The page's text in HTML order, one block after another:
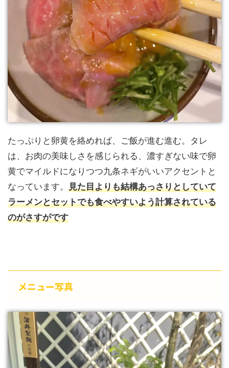
たっぷりと卵黄を絡めれば、ご飯が進む進む。タレ
は、お肉の美味しさを感じられる、濃すぎない味で卵
黄でマイルドになりつつ九条ネギがいいアクセントと
なっています。 見た目よりも結構あっさりとしていて
ラーメンとセットでも食べやすいよう計算されている
のがさすがです
メニュー写真